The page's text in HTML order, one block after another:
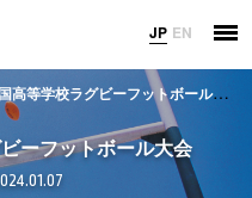
JP EN
等学校ラグビーフットボール大会
ーフットボール大会